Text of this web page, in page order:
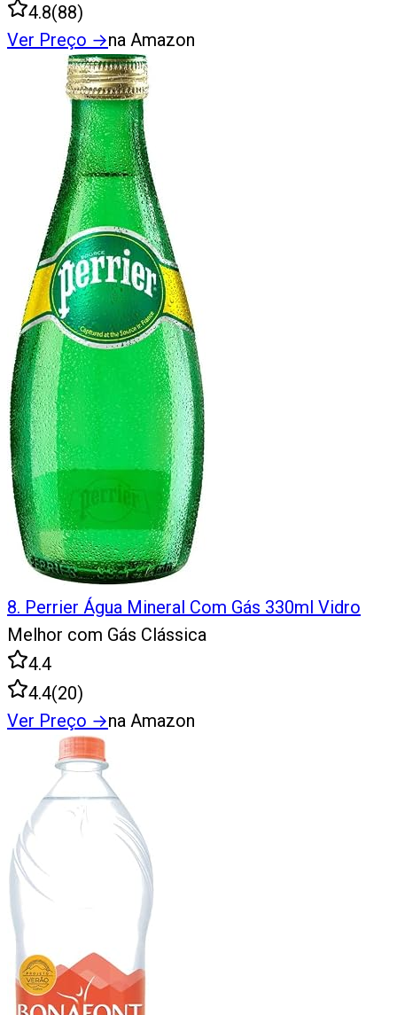
4.8(88)
Ver Preço →na Amazon
8. Perrier Água Mineral Com Gás 330ml Vidro
Melhor com Gás Clássica
4.4
4.4(20)
Ver Preço →na Amazon